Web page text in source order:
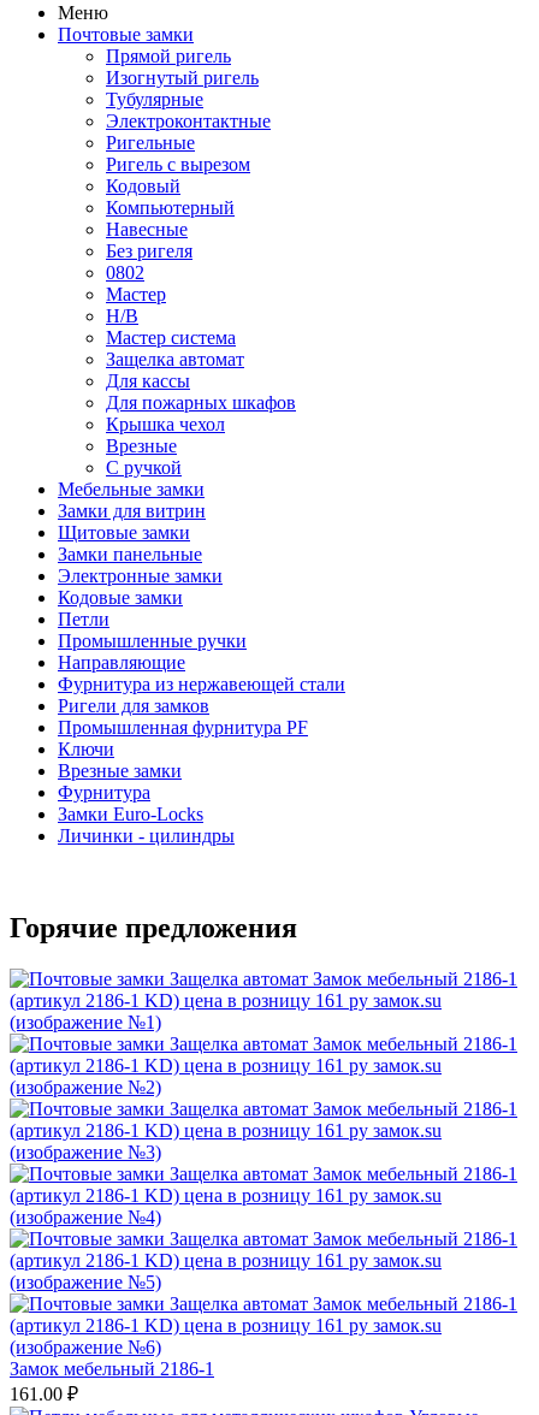
Меню
Почтовые замки
Прямой ригель
Изогнутый ригель
Тубулярные
Электроконтактные
Ригельные
Ригель с вырезом
Кодовый
Компьютерный
Навесные
Без ригеля
0802
Мастер
Н/В
Мастер система
Защелка автомат
Для кассы
Для пожарных шкафов
Крышка чехол
Врезные
С ручкой
Мебельные замки
Замки для витрин
Щитовые замки
Замки панельные
Электронные замки
Кодовые замки
Петли
Промышленные ручки
Направляющие
Фурнитура из нержавеющей стали
Ригели для замков
Промышленная фурнитура PF
Ключи
Врезные замки
Фурнитура
Замки Euro-Locks
Личинки - цилиндры
Горячие предложения
Замок мебельный 2186-1
161.00 ₽